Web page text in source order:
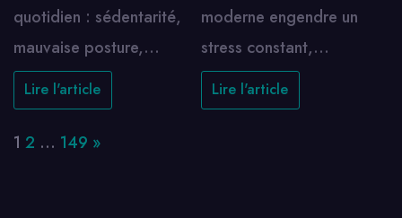
quotidien : sédentarité,
mauvaise posture,…
Lire l'article
moderne engendre un
stress constant,…
Lire l'article
Page:
1 2 … 149 Next
»